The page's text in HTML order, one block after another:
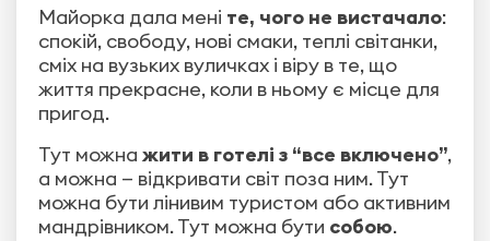
Майорка дала мені те, чого не вистачало:
спокій, свободу, нові смаки, теплі світанки,
сміх на вузьких вуличках і віру в те, що
життя прекрасне, коли в ньому є місце для
пригод.
Тут можна жити в готелі з “все включено”,
а можна — відкривати світ поза ним. Тут
можна бути лінивим туристом або активним
мандрівником. Тут можна бути собою.